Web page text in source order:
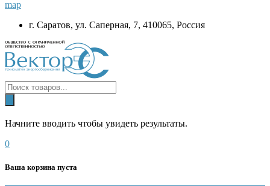
map
г. Саратов, ул. Саперная, 7, 410065, Россия
Начните вводить чтобы увидеть результаты.
0
Ваша корзина пуста